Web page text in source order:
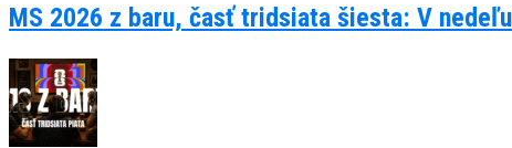
MS 2026 z baru, časť tridsiata šiesta: V